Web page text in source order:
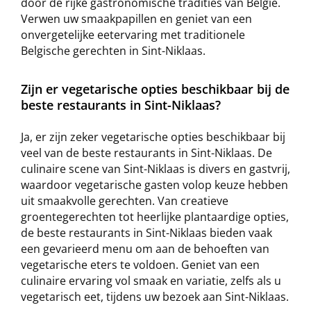
Verwen uw smaakpapillen en geniet van een
onvergetelijke eetervaring met traditionele
Belgische gerechten in Sint-Niklaas.
Zijn er vegetarische opties beschikbaar bij de
beste restaurants in Sint-Niklaas?
Ja, er zijn zeker vegetarische opties beschikbaar bij
veel van de beste restaurants in Sint-Niklaas. De
culinaire scene van Sint-Niklaas is divers en gastvrij,
waardoor vegetarische gasten volop keuze hebben
uit smaakvolle gerechten. Van creatieve
groentegerechten tot heerlijke plantaardige opties,
de beste restaurants in Sint-Niklaas bieden vaak
een gevarieerd menu om aan de behoeften van
vegetarische eters te voldoen. Geniet van een
culinaire ervaring vol smaak en variatie, zelfs als u
vegetarisch eet, tijdens uw bezoek aan Sint-Niklaas.